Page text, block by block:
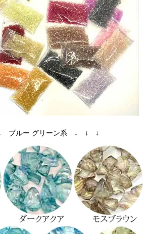
ルー グリーン系 ↓ ↓ ↓